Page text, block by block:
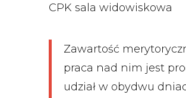
CPK sala widowiskowa
Zawartość
praca nad nim jest
udział w obydwu